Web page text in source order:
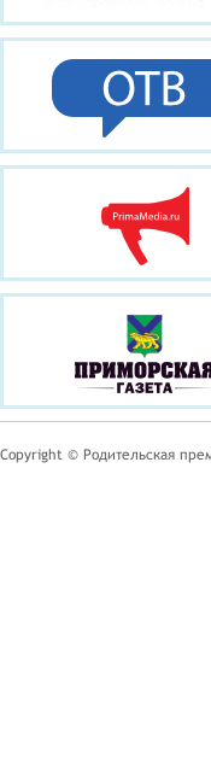
Copyright © Родительская